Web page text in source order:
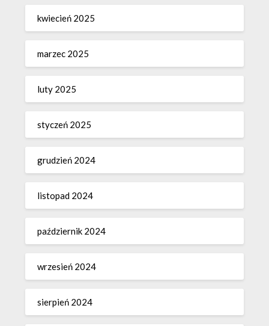
kwiecień 2025
marzec 2025
luty 2025
styczeń 2025
grudzień 2024
listopad 2024
październik 2024
wrzesień 2024
sierpień 2024